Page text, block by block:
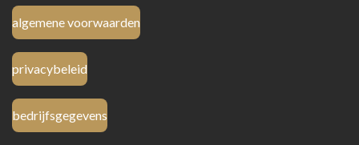
algemene voorwaarden
privacybeleid
bedrijfsgegevens